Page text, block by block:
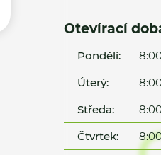
Otevírací
Pondělí:
Úterý:
Středa:
Čtvrtek: